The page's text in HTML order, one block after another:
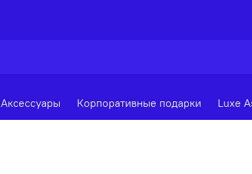
Аксессуары Корпоративные подарки Luxe